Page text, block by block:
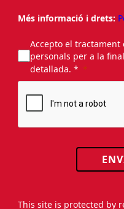
Més informació i drets:
Accepto el tractament
personals per a la
detallada. *
This site is protected by